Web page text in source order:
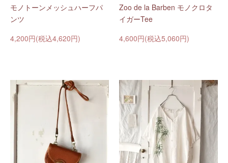
モノトーンメッシュハーフパ
ンツ
4,200円(税込4,620円)
Zoo de la Barben モノクロタ
イガーTee
4,600円(税込5,060円)